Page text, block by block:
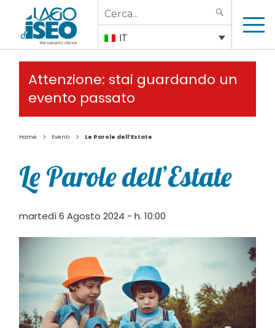
Search
for:
IT
Attenzione: stai guardando un
evento passato
Home > Eventi > Le Parole dell’Estate
Le Parole dell’Estate
martedì 6 Agosto 2024 - h. 10:00